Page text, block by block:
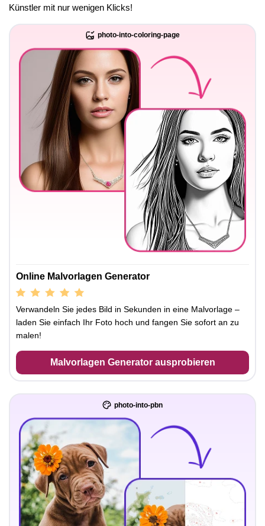
Künstler mit nur wenigen Klicks!
photo-into-coloring-page
Online Malvorlagen Generator
Verwandeln Sie jedes Bild in Sekunden in eine Malvorlage –
laden Sie einfach Ihr Foto hoch und fangen Sie sofort an zu
malen!
Malvorlagen Generator ausprobieren
photo-into-pbn